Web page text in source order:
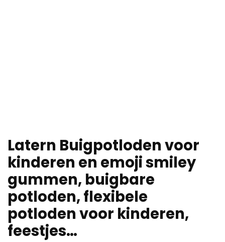
Latern Buigpotloden voor
kinderen en emoji smiley
gummen, buigbare
potloden, flexibele
potloden voor kinderen,
feestjes…